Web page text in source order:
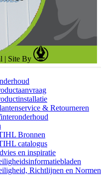
& Retourneren
Bronnen
catalogus
en inspiratie
Richtlijnen en Normen
| Site By